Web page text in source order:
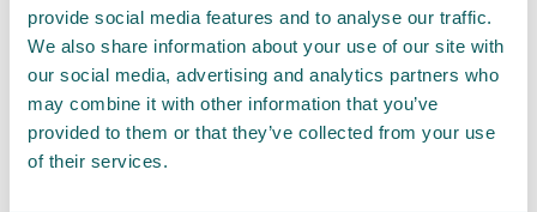
provide social media features and to analyse our traffic.
We also share information about your use of our site with
our social media, advertising and analytics partners who
may combine it with other information that you’ve
provided to them or that they’ve collected from your use
of their services.